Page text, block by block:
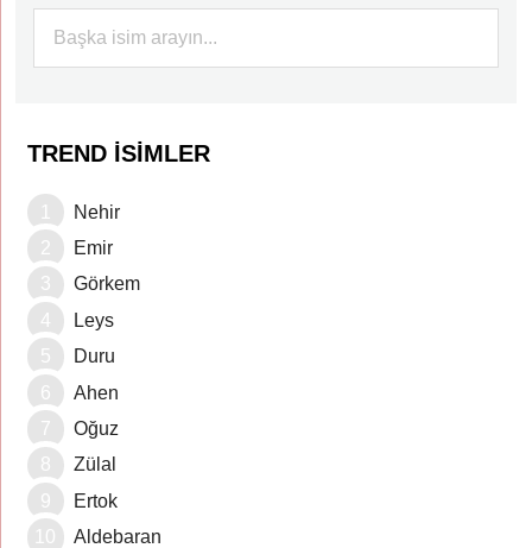
TREND İSIMLER
Nehir
Emir
Görkem
Leys
Duru
Ahen
Oğuz
Zülal
Ertok
Aldebaran